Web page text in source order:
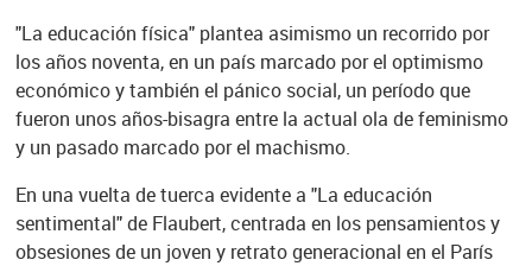
"La educación física" plantea asimismo un recorrido por
los años noventa, en un país marcado por el optimismo
económico y también el pánico social, un período que
fueron unos años-bisagra entre la actual ola de feminismo
y un pasado marcado por el machismo.
En una vuelta de tuerca evidente a "La educación
sentimental" de Flaubert, centrada en los pensamientos y
obsesiones de un joven y retrato generacional en el París